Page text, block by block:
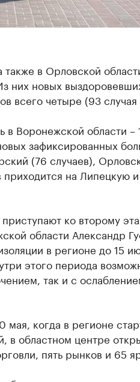
в Орловской
них новых
всего четыре (93 случая
в Воронежской области –
зафиксированных
(76 случаев),
на Липецкую и
ко второму
области Александр
в регионе до 15
этого периода
так и с
когда в регионе
в областном центре
пять рынков и 65